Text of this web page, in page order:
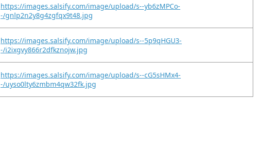
https://images.salsify.com/image/upload/s--yb6zMPCo-
-/gnlp2n2y8g4zgfqx9t48.jpg
https://images.salsify.com/image/upload/s--5p9qHGU3-
-/i2ixgvy866r2dfkznojw.jpg
https://images.salsify.com/image/upload/s--cG5sHMx4-
-/uyso0lty6zmbm4qw32fk.jpg